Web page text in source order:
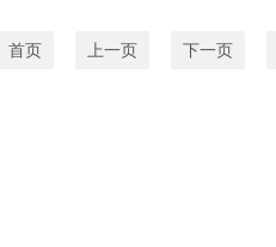
首页 上一页 下一页